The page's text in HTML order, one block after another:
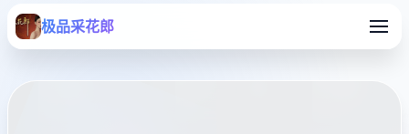
极品采花郎